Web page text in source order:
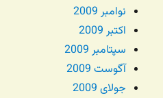
نوامبر 2009
اکتبر 2009
سپتامبر 2009
آگوست 2009
جولای 2009